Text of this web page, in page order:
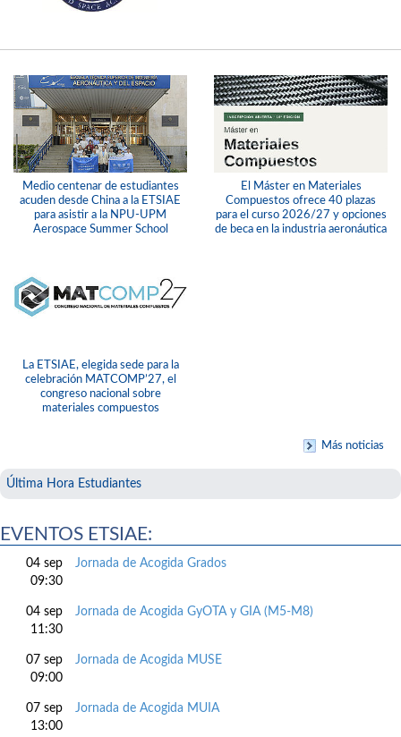
Medio centenar de estudiantes
acuden desde China a la ETSIAE
para asistir a la NPU-UPM
Aerospace Summer School
El Máster en Materiales
Compuestos ofrece 40 plazas
para el curso 2026/27 y opciones
de beca en la industria aeronáutica
La ETSIAE, elegida sede para la
celebración MATCOMP’27, el
congreso nacional sobre
materiales compuestos
Más noticias
Última Hora Estudiantes
EVENTOS ETSIAE:
04 sep
09:30
Jornada de Acogida Grados
04 sep
11:30
Jornada de Acogida GyOTA y GIA (M5-M8)
07 sep
09:00
Jornada de Acogida MUSE
07 sep
13:00
Jornada de Acogida MUIA